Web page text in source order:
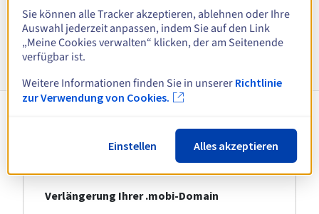
Alle Endungen anzeigen
Informationen zu .mobi
Registrierung Ihrer .mobi-Domain
Verlängerung Ihrer .mobi-Domain
Sie können alle Tracker akzeptieren, ablehnen oder Ihre
Auswahl jederzeit anpassen, indem Sie auf den Link
„Meine Cookies verwalten“ klicken, der am Seitenende
verfügbar ist.
Weitere Informationen finden Sie in unserer Richtlinie
zur Verwendung von Cookies.
Einstellen Alles akzeptieren